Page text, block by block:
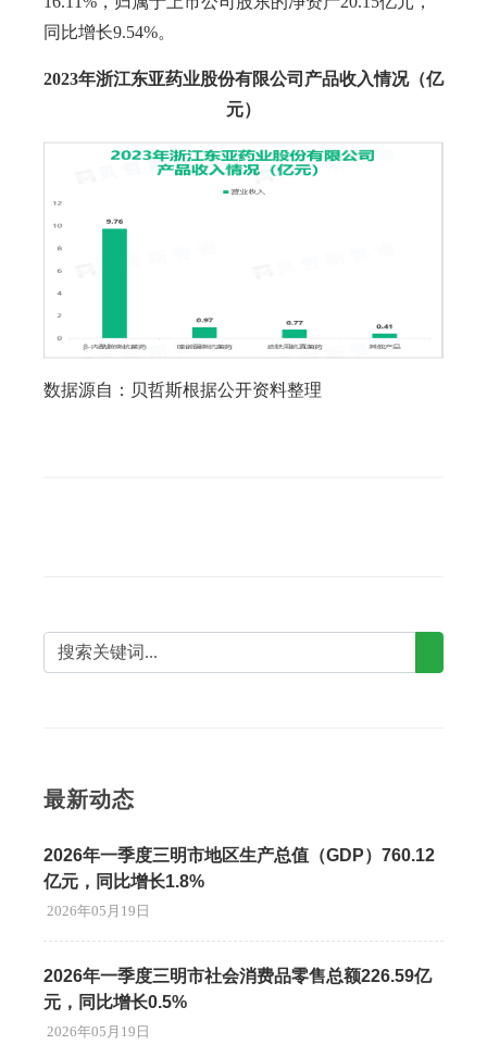
同比增长9.54%。
2023年浙江东亚药业股份有限公司 产品收入情况（亿
元）
数据源自：贝哲斯根据公开资料整理
最新动态
2026年一季度三明市地区生产总值（GDP）760.12
亿元，同比增长1.8%
2026年05月19日
2026年一季度三明市社会消费品零售总额226.59亿
元，同比增长0.5%
2026年05月19日